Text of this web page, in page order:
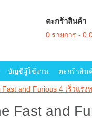
ตะกร้าสินค้า
0 รายการ -
บัญชีผู้ใช้งาน ตะกร้าสิน
Fast and Furious 4 เร็วแ
Fast and